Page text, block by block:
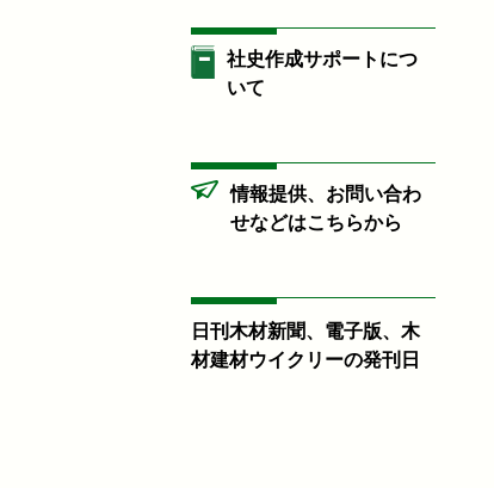
社史作成サポートにつ
いて
情報提供、お問い合わ
せなどはこちらから
日刊木材新聞、電子版、木
材建材ウイクリーの発刊日